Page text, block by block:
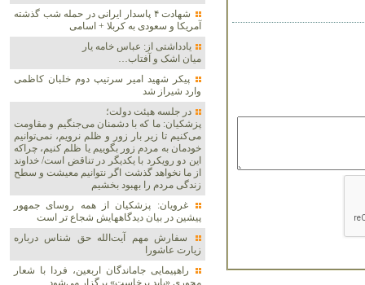
شهادت ۴ پاسدار ایرانی در حمله شب گذشته
آمریکا و سعودی به کربلا + اسامی
یادداشتی از: عباس خامه یار
میان اشک و آفتاب…
پیکر شهید امیر سرتیپ دوم خلبان کاظمی
وارد شیراز شد
در جلسه هیئت دولت؛
پزشکیان: ما که با دشمنان می‌جنگیم و مقاومت
می‌کنیم تا زیر بار زور و ظلم نرویم، نمی‌توانیم
خودمان به مردم زور بگوییم یا ظلم کنیم، چراکه
این دو رویکرد با یکدیگر در تناقض است/ خداوند
از ما نخواهد گذشت اگر نتوانیم معیشت و سطح
زندگی مردم را بهبود بخشیم
غرویان: پزشکیان از همه روسای جمهور
پیشین در بیان دیدگاههایش شجاع تر است
سفارش مهم آیت‌الله حق شناس درباره
زیارت عاشورا
راهپیمایی جاماندگان اربعین، فردا با شعار
محوری «باید برخاست» برگزار می‌شود